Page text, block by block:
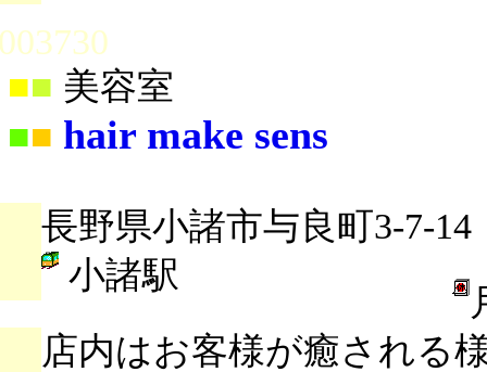
■ 美容室
■■ hair make sens
長野県小諸市与良町3-7-14
小諸駅
店内はお客様が癒される